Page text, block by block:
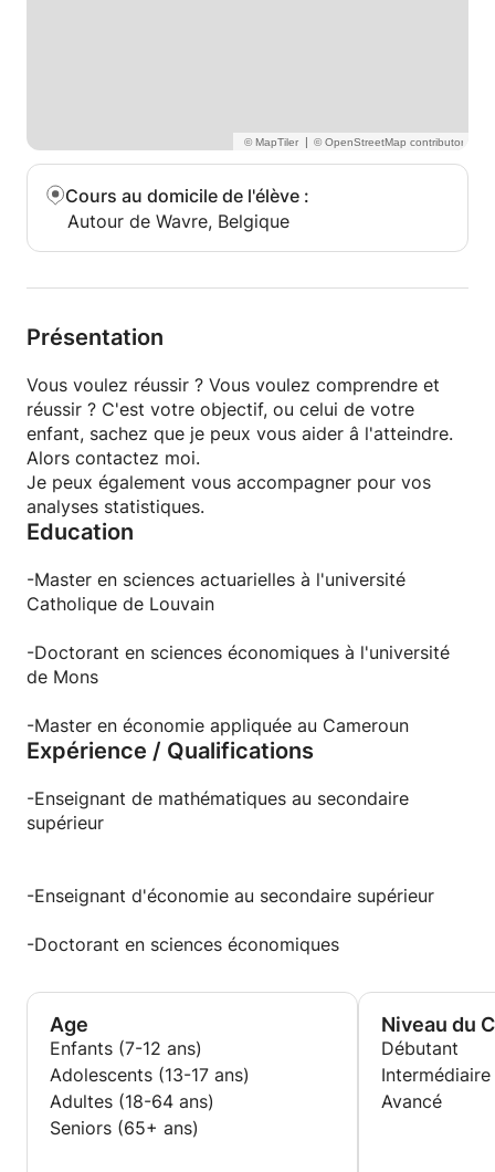
|
Cours au domicile de l'élève :
Autour de Wavre, Belgique
Présentation
Vous voulez réussir ? Vous voulez comprendre et
réussir ? C'est votre objectif, ou celui de votre
enfant, sachez que je peux vous aider â l'atteindre.
Alors contactez moi.
Je peux également vous accompagner pour vos
analyses statistiques.
Education
-Master en sciences actuarielles à l'université
Catholique de Louvain
-Doctorant en sciences économiques à l'université
de Mons
-Master en économie appliquée au Cameroun
Expérience / Qualifications
-Enseignant de mathématiques au secondaire
supérieur
-Enseignant d'économie au secondaire supérieur
-Doctorant en sciences économiques
Age
Enfants (7-12 ans)
Adolescents (13-17 ans)
Adultes (18-64 ans)
Seniors (65+ ans)
Niveau du
Débutant
Intermédiaire
Avancé